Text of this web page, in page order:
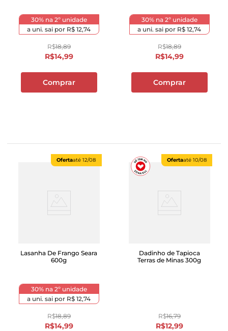
30% na 2º unidade
a uni. sai por R$ 12,74
R$18,89
R$14,99
Comprar
30% na 2º unidade
a uni. sai por R$ 12,74
R$18,89
R$14,99
Comprar
Ofertaaté 12/08
Lasanha De Frango Seara
600g
30% na 2º unidade
a uni. sai por R$ 12,74
R$18,89
R$14,99
Ofertaaté 10/08
Dadinho de Tapioca
Terras de Minas 300g
R$16,79
R$12,99